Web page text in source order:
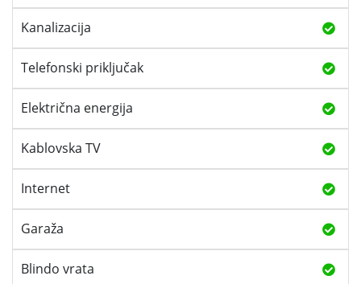
Kanalizacija
Telefonski priključak
Električna energija
Kablovska TV
Internet
Garaža
Blindo vrata